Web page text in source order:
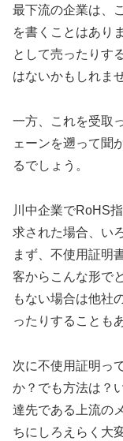
最下流の企業は、
を書くことはあり
として売ったりす
はないかもしれま
一方、これを受取
ェーンを遡って聞
るでしょう。
川中企業でRoHS
求された場合、い
まず、不使用証明
客からこんな形で
もない場合は他社
ったりすることも
次に不使用証明っ
か？でも方法は？
達先である上流の
ちにしろえらく大